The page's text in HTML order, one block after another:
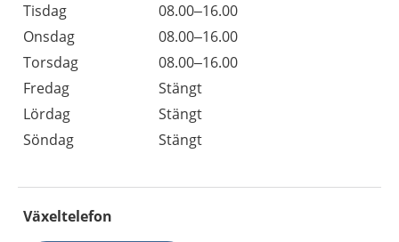
Tisdag
08.00–16.00
Onsdag
08.00–16.00
Torsdag
08.00–16.00
Fredag
Stängt
Lördag
Stängt
Söndag
Stängt
Växeltelefon